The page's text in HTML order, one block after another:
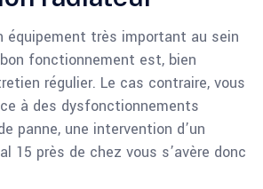
équipement très important au sein
fonctionnement est, bien
régulier. Le cas contraire, vous
à des dysfonctionnements
panne, une intervention d’un
15 près de chez vous s’avère donc